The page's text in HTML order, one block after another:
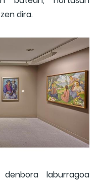
dira.
laburragoa